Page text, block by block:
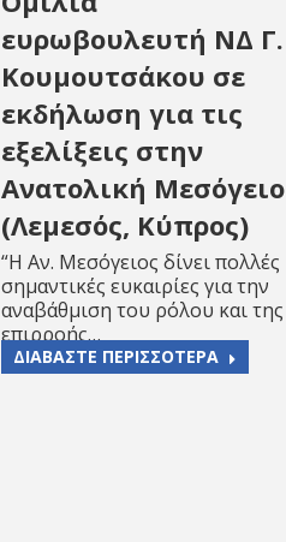
ευρωβουλευτή ΝΔ Γ.
Κουμουτσάκου σε
εκδήλωση για τις
εξελίξεις στην
Ανατολική Μεσόγειο
(Λεμεσός, Κύπρος)
“H Αν. Μεσόγειος δίνει πολλές
σημαντικές ευκαιρίες για την
αναβάθμιση του ρόλου και της
επιρροής…
ΔΙΑΒΑΣΤΕ ΠΕΡΙΣΣΟΤΕΡΑ